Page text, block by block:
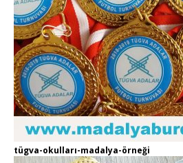
tügva-okulları-madalya-örneği